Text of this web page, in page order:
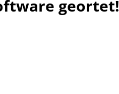
geortet!